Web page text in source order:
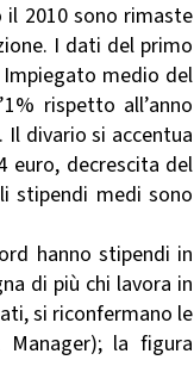
2010 sono rimaste
I dati del primo
medio del
rispetto all’anno
divario si accentua
euro, decrescita del
stipendi medi sono
hanno stipendi in
di più chi lavora in
si riconfermano le
la figura